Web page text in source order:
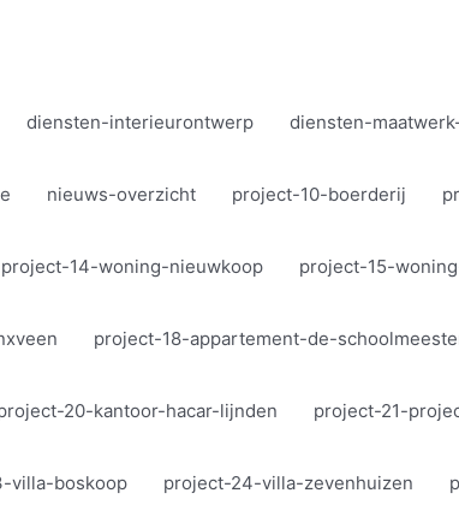
diensten-interieurontwerp diensten-
nieuws-overzicht project-10-boerderij
project-14-woning-nieuwkoop project-15-
project-18-appartement-de-
20-kantoor-hacar-lijnden project-21-
villa-boskoop project-24-villa-zevenhuizen